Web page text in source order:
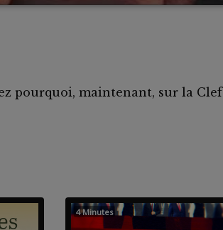
pourquoi, maintenant, sur la Clef
4 Minutes